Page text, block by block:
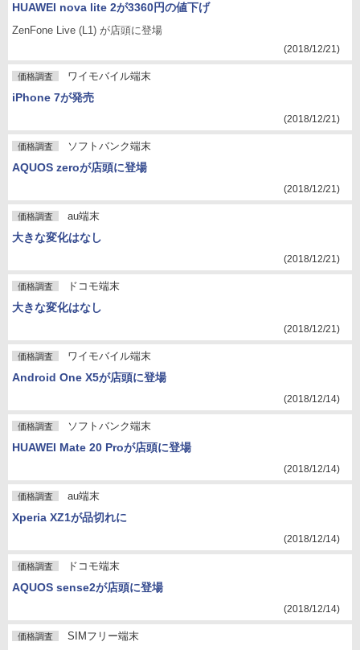
HUAWEI nova lite 2が3360円の値下げ
ZenFone Live (L1) が店頭に登場
(2018/12/21)
価格調査 ワイモバイル端末
iPhone 7が発売
(2018/12/21)
価格調査 ソフトバンク端末
AQUOS zeroが店頭に登場
(2018/12/21)
価格調査 au端末
大きな変化はなし
(2018/12/21)
価格調査 ドコモ端末
大きな変化はなし
(2018/12/21)
価格調査 ワイモバイル端末
Android One X5が店頭に登場
(2018/12/14)
価格調査 ソフトバンク端末
HUAWEI Mate 20 Proが店頭に登場
(2018/12/14)
価格調査 au端末
Xperia XZ1が品切れに
(2018/12/14)
価格調査 ドコモ端末
AQUOS sense2が店頭に登場
(2018/12/14)
価格調査 SIMフリー端末